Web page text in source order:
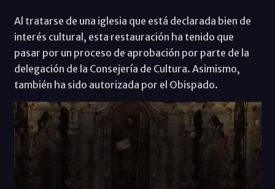
Al tratarse de una iglesia que está declarada bien de
interés cultural, esta restauración ha tenido que
pasar por un proceso de aprobación por parte de la
delegación de la Consejería de Cultura. Asimismo,
también ha sido autorizada por el Obispado.